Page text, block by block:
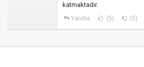
katmaktadır.
Yanıtla (5) (5)